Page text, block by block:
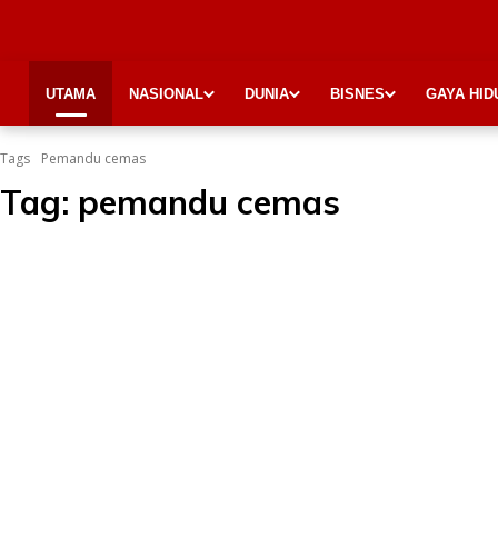
UTAMA NASIONAL DUNIA BISNES GAYA
Tags Pemandu cemas
Tag: pemandu cemas